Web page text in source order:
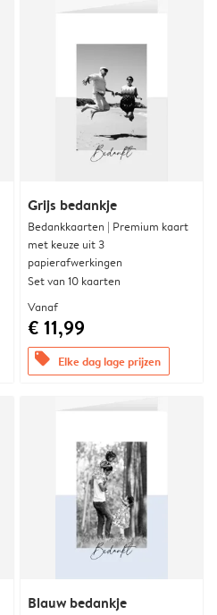
Grijs bedankje
Bedankkaarten | Premium kaart
met keuze uit 3
papierafwerkingen
Set van 10 kaarten
Vanaf
€ 11,99
offers Elke dag lage prijzen
Blauw bedankje